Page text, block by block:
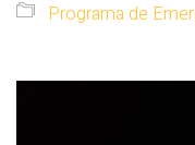
Programa de